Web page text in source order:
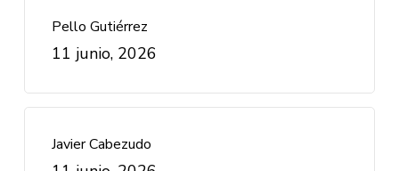
Pello Gutiérrez
11 junio, 2026
Javier Cabezudo